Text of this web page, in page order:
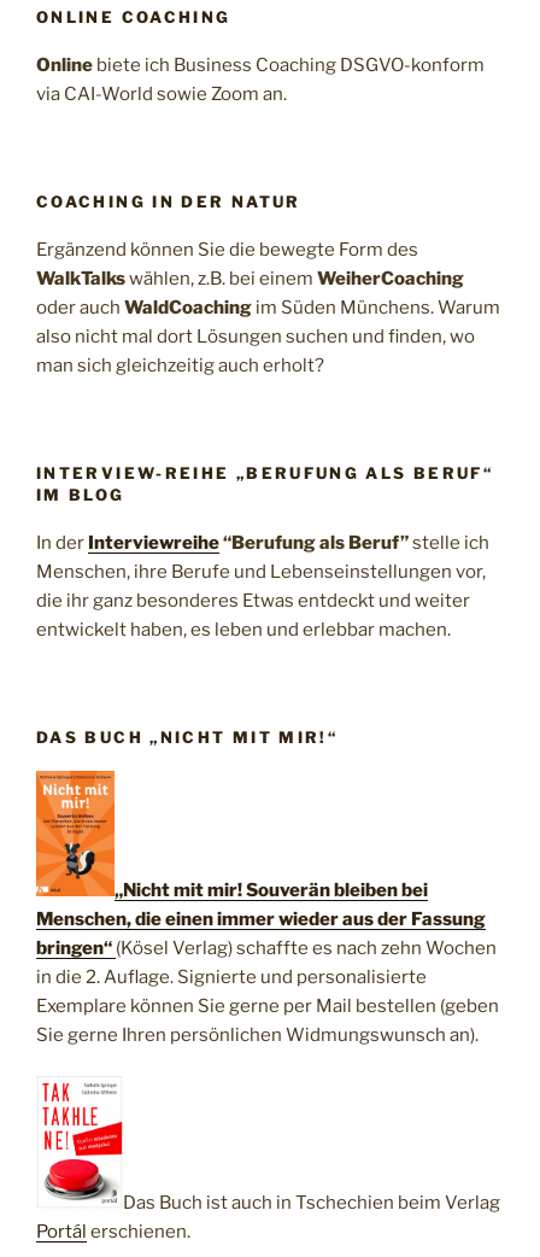
ONLINE COACHING
Online biete ich Business Coaching DSGVO-konform
via CAI-World sowie Zoom an.
COACHING IN DER NATUR
Ergänzend können Sie die bewegte Form des
WalkTalkswählen, z.B. bei einem WeiherCoaching
oder auch WaldCoaching im Süden Münchens. Warum
also nicht mal dort Lösungen suchen und finden, wo
man sich gleichzeitig auch erholt?
INTERVIEW-REIHE „BERUFUNG ALS BERUF“
IM BLOG
In der Interviewreihe“Berufung als Beruf”stelle ich
Menschen, ihre Berufe und Lebenseinstellungen vor,
die ihr ganz besonderes Etwas entdeckt und weiter
entwickelt haben, es leben und erlebbar machen.
DAS BUCH „NICHT MIT MIR!“
„Nicht mit mir! Souverän bleiben bei
Menschen, die einen immer wieder aus der Fassung
bringen“ (Kösel Verlag) schaffte es nach zehn Wochen
in die 2. Auflage. Signierte und personalisierte
Exemplare können Sie gerne per Mail bestellen (geben
Sie gerne Ihren persönlichen Widmungswunsch an).
Das Buch ist auch in Tschechien beim Verlag
Portál erschienen.